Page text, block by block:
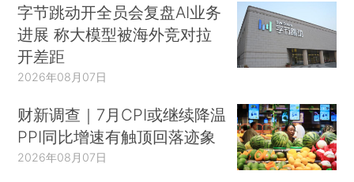
字节跳动开全员会复盘AI业务
进展 称大模型被海外竞对拉
开差距
2026年08月07日
财新调查｜7月CPI或继续降温
PPI同比增速有触顶回落迹象
2026年08月07日